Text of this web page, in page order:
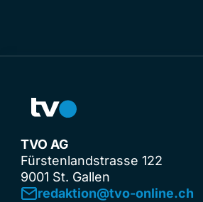
TVO AG
Fürstenlandstrasse 122
9001 St. Gallen
redaktion@tvo-online.ch